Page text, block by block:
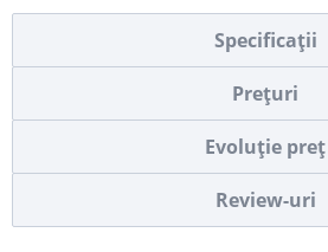
Specificaţii
Preţuri
Evoluţie preţ
Review-uri